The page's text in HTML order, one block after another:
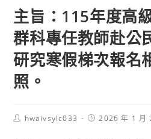
主旨：115年度高
群科專任教師赴公
研究寒假梯次報名
照。
Posthwaivsylc033
Post2026 年 1 月